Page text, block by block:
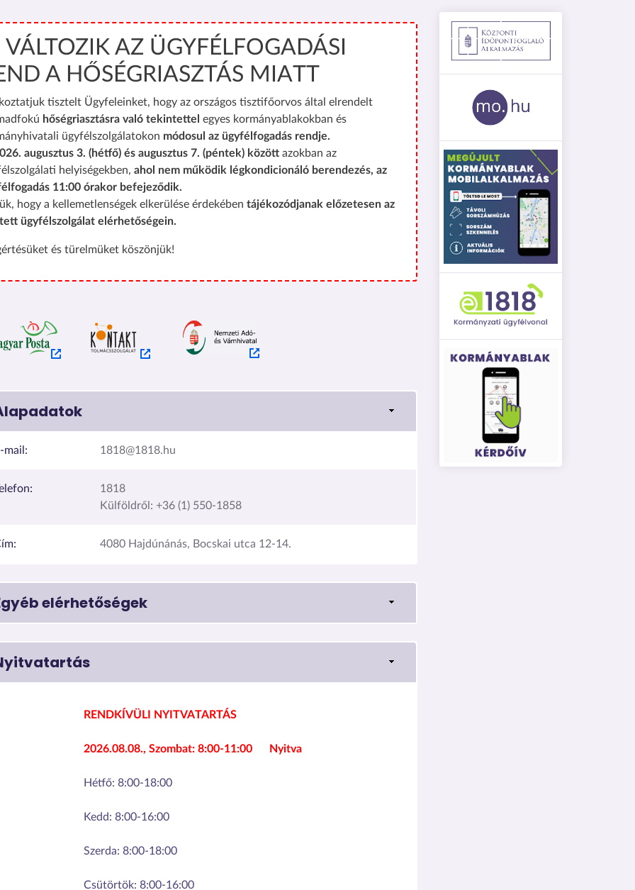
AZ ÜGYFÉLFOGADÁSI
A HŐSÉGRIASZTÁS MIATT
tisztelt Ügyfeleinket, hogy az országos tisztifőorvos által elrendelt
hőségriasztásra való tekintettel egyes kormányablakokban és
ügyfélszolgálatokon módosul az ügyfélfogadás rendje.
augusztus 3. (hétfő) és augusztus 7. (péntek) között azokban az
helyiségekben, ahol nem működik légkondicionáló berendezés, az
11:00 órakor befejeződik.
hogy a kellemetlenségek elkerülése érdekében tájékozódjanak előzetesen az
ügyfélszolgálat elérhetőségein.
és türelmüket köszönjük!
mail: 1818@1818.hu
1818
Külföldről: +36 (1) 550-1858
4080 Hajdúnánás, Bocskai utca 12-14.
elérhetőségek
Hétfő: 8:00-18:00
Kedd: 8:00-16:00
Szerda: 8:00-18:00
Csütörtök: 8:00-16:00
RENDKÍVÜLI NYITVATARTÁS
2026.08.08., Szombat: 8:00-11:00 Nyitva